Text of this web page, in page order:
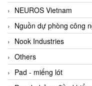
Bedook
Bei Sensor
Beijer
Beinlich-pumps
Beka
NEUROS Vietnam
Nguồn dự phòng công
Nook Industries
Others
Pad - miếng lót